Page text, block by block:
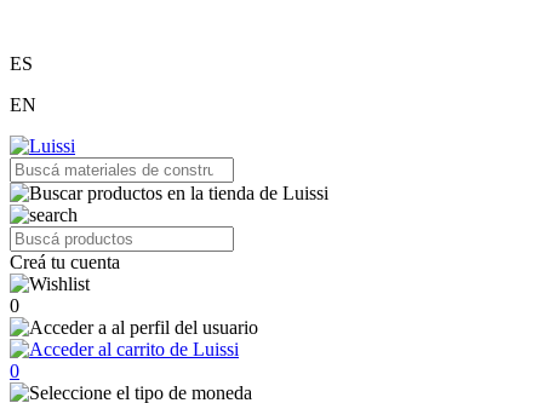
ES
EN
Creá tu cuenta
0
0